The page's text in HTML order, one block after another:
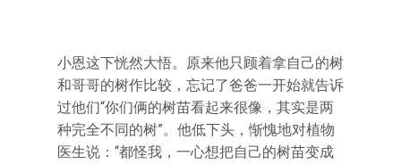
小恩这下恍然大悟。原来他只顾着拿自己的树
和哥哥的树作比较，忘记了爸爸一开始就告诉
过他们“你们俩的树苗看起来很像，其实是两
种完全不同的树”。他低下头，惭愧地对植物
医生说：“都怪我，一心想把自己的树苗变成